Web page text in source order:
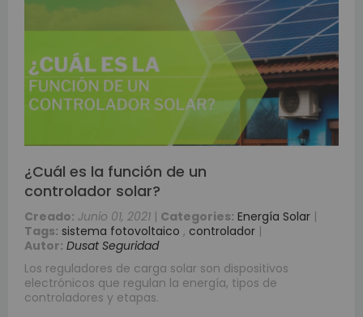
¿Cuál es la función de un
controlador solar?
Creado: Junio 01, 2021 | Categories: Energía Solar |
Tags: sistema fotovoltaico , controlador |
Autor: Dusat Seguridad
Los reguladores de carga solar son dispositivos
electrónicos que regulan la energía, tipos de
controladores y etapas.